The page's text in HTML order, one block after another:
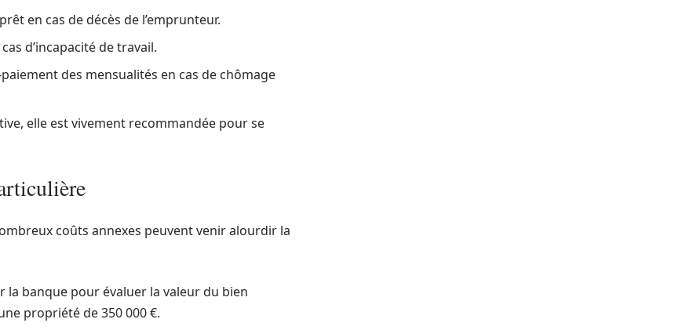
en cas de décès de l’emprunteur.
d’incapacité de travail.
des mensualités en cas de chômage
elle est vivement recommandée pour se
coûts annexes peuvent venir alourdir la
la banque pour évaluer la valeur du bien
propriété de 350 000 €.